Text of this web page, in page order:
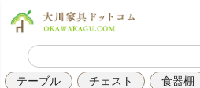
テーブル チェスト 食器棚